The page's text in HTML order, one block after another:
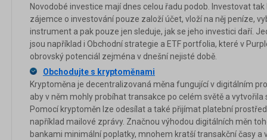
Novodobé investice mají dnes celou řadu podob. Investovat
zájemce o investování pouze založí účet, vloží na něj peníze,
instrument a pak pouze jen sleduje, jak se jeho investici daří.
jsou například i Obchodní strategie a ETF portfolia, které v
obrovský potenciál zejména v dnešní nejisté době.
Obchodujte s kryptoměnami
Kryptoměna je decentralizovaná měna fungující v digitálním
aby v něm mohly probíhat transakce po celém světě a
Pomocí kryptoměn lze odesílat a také přijímat platební
například mailové zprávy. Značnou výhodou digitálních měn
bankami minimální poplatky, mnohem kratší transakční časy a